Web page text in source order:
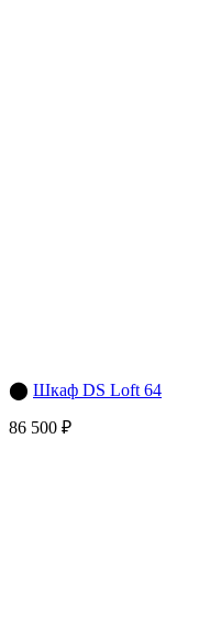
⬤ Шкаф DS Loft 64
86 500 ₽